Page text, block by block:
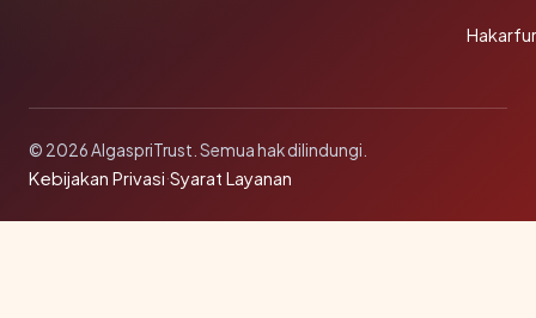
© 2026 AlgaspriTrust. Semua hak dilindungi.
Kebijakan Privasi·Syarat Layanan